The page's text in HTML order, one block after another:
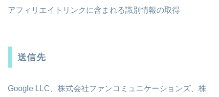
アフィリエイトリンクに含まれる識別情報の取得
送信先
Google LLC、株式会社ファンコミュニケーションズ、株